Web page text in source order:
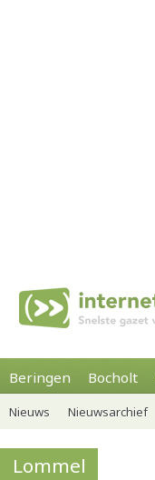
Beringen Bocholt
Nieuws Nieuwsarchief
Lommel